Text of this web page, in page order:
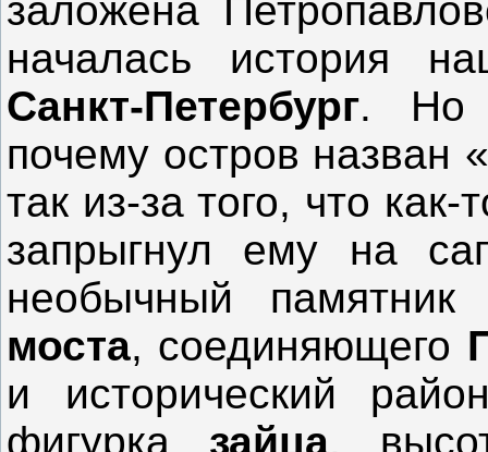
заложена
началась история
Санкт-Петербург. Но
почему остров назван «
так из-за того, что
запрыгнул ему на
необычный
моста, соединяющего
и исторический
фигурка зайца,